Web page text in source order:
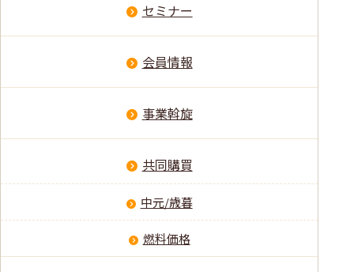
セミナー
会員情報
事業斡旋
共同購買
中元/歳暮
燃料価格